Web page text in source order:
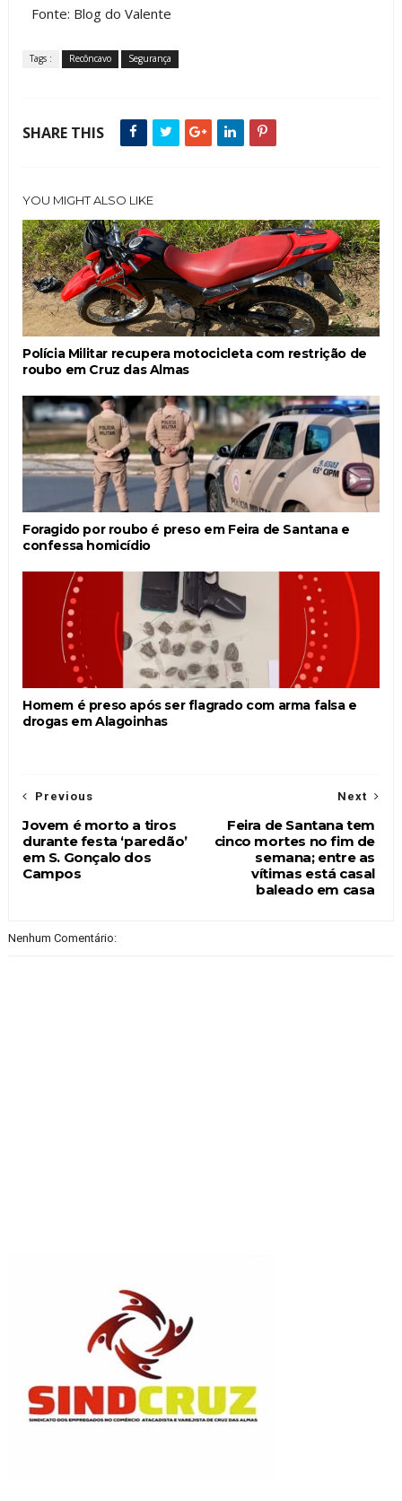
Fonte: Blog do Valente
Tags : Recôncavo Segurança
SHARE THIS
YOU MIGHT ALSO LIKE
Polícia Militar recupera motocicleta com restrição de
roubo em Cruz das Almas
Foragido por roubo é preso em Feira de Santana e
confessa homicídio
Homem é preso após ser flagrado com arma falsa e
drogas em Alagoinhas
Next
Feira de Santana tem
cinco mortes no fim de
semana; entre as
vítimas está casal
baleado em casa
Previous
Jovem é morto a tiros
durante festa ‘paredão’
em S. Gonçalo dos
Campos
Nenhum Comentário: